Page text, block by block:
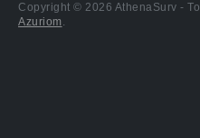
Copyright © 2026 AthenaSurv -
Azuriom .